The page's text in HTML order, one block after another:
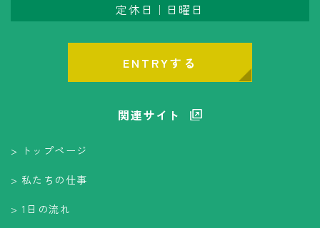
定休日｜日曜日
ENTRYする
関連サイト
トップページ
私たちの仕事
1日の流れ